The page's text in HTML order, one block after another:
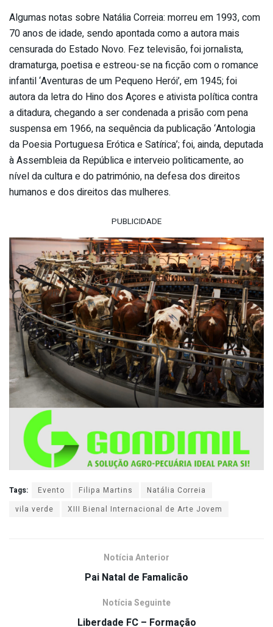
Algumas notas sobre Natália Correia: morreu em 1993, com
70 anos de idade, sendo apontada como a autora mais
censurada do Estado Novo. Fez televisão, foi jornalista,
dramaturga, poetisa e estreou-se na ficção com o romance
infantil ‘Aventuras de um Pequeno Herói’, em 1945; foi
autora da letra do Hino dos Açores e ativista política contra
a ditadura, chegando a ser condenada a prisão com pena
suspensa em 1966, na sequência da publicação ‘Antologia
da Poesia Portuguesa Erótica e Satírica’; foi, ainda, deputada
à Assembleia da República e interveio politicamente, ao
nível da cultura e do património, na defesa dos direitos
humanos e dos direitos das mulheres.
PUBLICIDADE
Tags: Evento Filipa Martins
Natália Correia
vila verde
XIII Bienal Internacional de Arte Jovem
Notícia Anterior
Pai Natal de Famalicão
Notícia Seguinte
Liberdade FC – Formação